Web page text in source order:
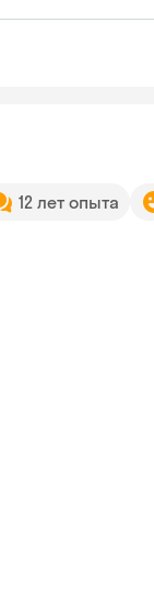
12 лет опыта